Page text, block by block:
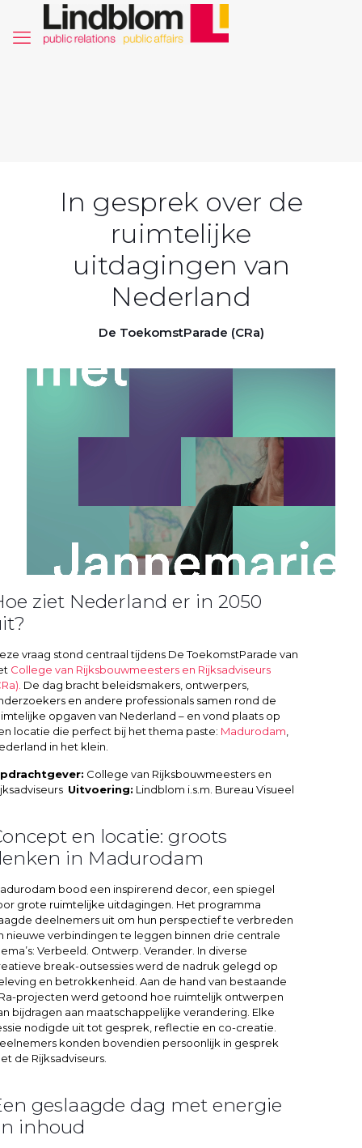
In gesprek over de
ruimtelijke
uitdagingen van
Nederland
De ToekomstParade (CRa)
ziet Nederland er in 2050
vraag stond centraal tijdens De ToekomstParade van
College van Rijksbouwmeesters en Rijksadviseurs
De dag bracht beleidsmakers, ontwerpers,
en andere professionals samen rond de
opgaven van Nederland – en vond plaats op
locatie die perfect bij het thema paste: Madurodam
in het klein.
College van Rijksbouwmeesters en
Uitvoering: Lindblom i.s.m. Bureau Visueel
en locatie: groots
in Madurodam
bood een inspirerend decor, een spiegel
grote ruimtelijke uitdagingen. Het programma
deelnemers uit om hun perspectief te verbreden
nieuwe verbindingen te leggen binnen drie centrale
Verbeeld. Ontwerp. Verander. In diverse
break-outsessies werd de nadruk gelegd op
en betrokkenheid. Aan de hand van bestaande
projecten werd getoond hoe ruimtelijk ontwerpen
bijdragen aan maatschappelijke verandering. Elke
nodigde uit tot gesprek, reflectie en co-creatie.
konden bovendien persoonlijk in gesprek
de Rijksadviseurs.
geslaagde dag met energie
inhoud